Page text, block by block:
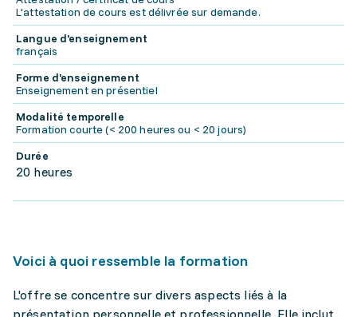
L'attestation de cours est délivrée sur demande.
Langue d'enseignement
français
Forme d'enseignement
Enseignement en présentiel
Modalité temporelle
Formation courte (< 200 heures ou < 20 jours)
Durée
20 heures
Voici à quoi ressemble la formation
L'offre se concentre sur divers aspects liés à la
présentation personnelle et professionnelle. Elle inclut